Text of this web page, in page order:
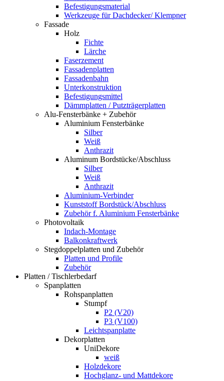
Befestigungsmaterial
Werkzeuge für Dachdecker/ Klempner
Fassade
Holz
Fichte
Lärche
Faserzement
Fassadenplatten
Fassadenbahn
Unterkonstruktion
Befestigungsmittel
Dämmplatten / Putzträgerplatten
Alu-Fensterbänke + Zubehör
Aluminium Fensterbänke
Silber
Weiß
Anthrazit
Aluminum Bordstücke/Abschluss
Silber
Weiß
Anthrazit
Aluminium-Verbinder
Kunststoff Bordstück/Abschluss
Zubehör f. Aluminium Fensterbänke
Photovoltaik
Indach-Montage
Balkonkraftwerk
Stegdoppelplatten und Zubehör
Platten und Profile
Zubehör
Platten / Tischlerbedarf
Spanplatten
Rohspanplatten
Stumpf
P2 (V20)
P3 (V100)
Leichtspanplatte
Dekorplatten
UniDekore
weiß
Holzdekore
Hochglanz- und Mattdekore